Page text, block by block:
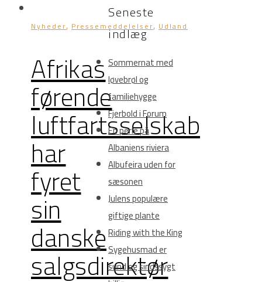
Nyheder, Pressemeddelelser, Udland
Afrikas
førende
luftfartsselskab
har
fyret
sin
danske
salgsdirektør
Seneste
indlæg
Sommernat med
løvebrøl og
familiehygge
Fjerbold i Forum
En perle på
Albaniens riviera
Albufeira uden for
sæsonen
Julens populære
giftige plante
Riding with the King
Sygehusmad er
sund og sindssygt